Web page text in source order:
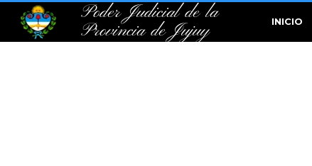
Poder Judicial de la
Provincia de Jujuy
INICIO